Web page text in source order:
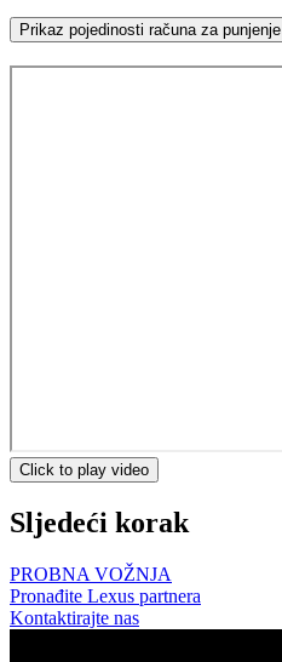
Prikaz pojedinosti računa za punjenje
Click to play video
Sljedeći korak
PROBNA VOŽNJA
Pronađite Lexus partnera
Kontaktirajte nas